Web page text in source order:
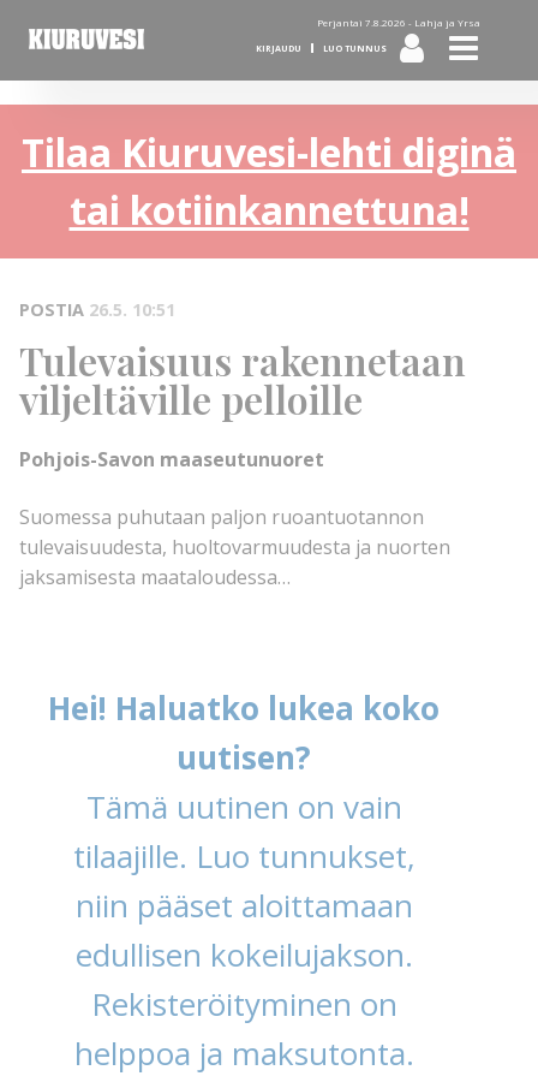
Perjantai 7.8.2026 - Lahja ja Yrsa
KIRJAUDU LUO TUNNUS
Tilaa Kiuruvesi-lehti diginä
tai kotiinkannettuna!
POSTIA 26.5. 10:51
Tulevaisuus rakennetaan
viljeltäville pelloille
Pohjois-Savon maaseutunuoret
Suomessa puhutaan paljon ruoantuotannon
tulevaisuudesta, huoltovarmuudesta ja nuorten
jaksamisesta maataloudessa…
Hei! Haluatko lukea koko
uutisen?
Tämä uutinen on vain
tilaajille. Luo tunnukset,
niin pääset aloittamaan
edullisen kokeilujakson.
Rekisteröityminen on
helppoa ja maksutonta.